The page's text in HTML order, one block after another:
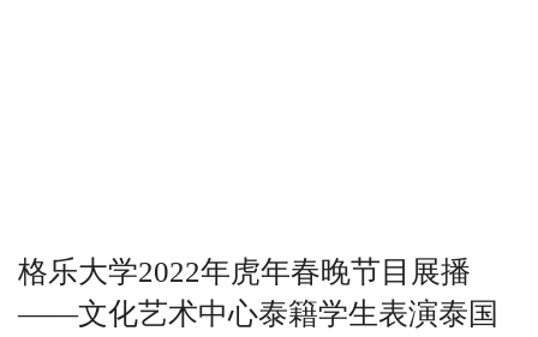
格乐大学2022年虎年春晚节目展播
——文化艺术中心泰籍学生表演泰国